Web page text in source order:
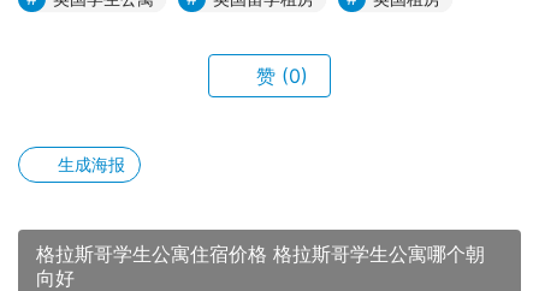
赞 (0)
生成海报
格拉斯哥学生公寓住宿价格 格拉斯哥学生公寓哪个朝
向好